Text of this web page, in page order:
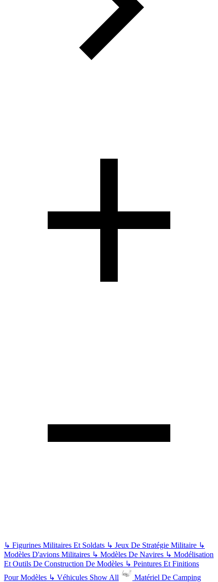
↳ Figurines Militaires Et Soldats ↳ Jeux De Stratégie Militaire ↳
Modèles D'avions Militaires ↳ Modèles De Navires ↳ Modélisation
Et Outils De Construction De Modèles ↳ Peintures Et Finitions
Pour Modèles ↳ Véhicules Show All
Matériel De Camping